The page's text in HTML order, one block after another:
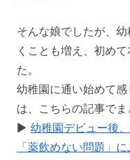
そんな娘でしたが、
くことも増え、初め
た。
幼稚園に通い始めて
は、こちらの記事でま
▶︎ 幼稚園デビュー後
「薬飲めない問題」